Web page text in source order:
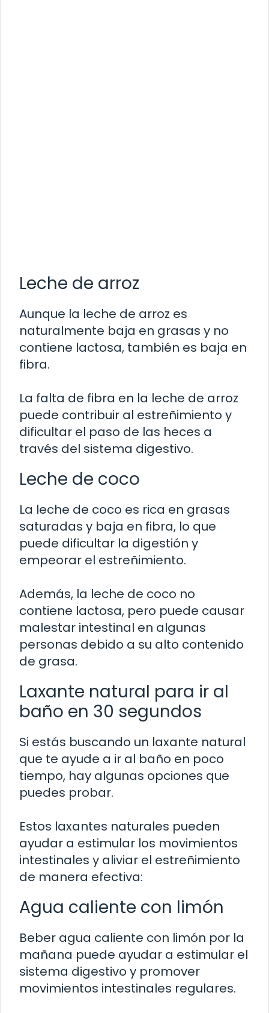
Leche de arroz
Aunque la leche de arroz es
naturalmente baja en grasas y no
contiene lactosa, también es baja en
fibra.
La falta de fibra en la leche de arroz
puede contribuir al estreñimiento y
dificultar el paso de las heces a
través del sistema digestivo.
Leche de coco
La leche de coco es rica en grasas
saturadas y baja en fibra, lo que
puede dificultar la digestión y
empeorar el estreñimiento.
Además, la leche de coco no
contiene lactosa, pero puede causar
malestar intestinal en algunas
personas debido a su alto contenido
de grasa.
Laxante natural para ir al
baño en 30 segundos
Si estás buscando un laxante natural
que te ayude a ir al baño en poco
tiempo, hay algunas opciones que
puedes probar.
Estos laxantes naturales pueden
ayudar a estimular los movimientos
intestinales y aliviar el estreñimiento
de manera efectiva:
Agua caliente con limón
Beber agua caliente con limón por la
mañana puede ayudar a estimular el
sistema digestivo y promover
movimientos intestinales regulares.